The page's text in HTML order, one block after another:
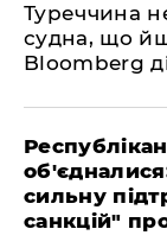
Туреччина
судна, що
Bloomberg
сильну
санкцій"